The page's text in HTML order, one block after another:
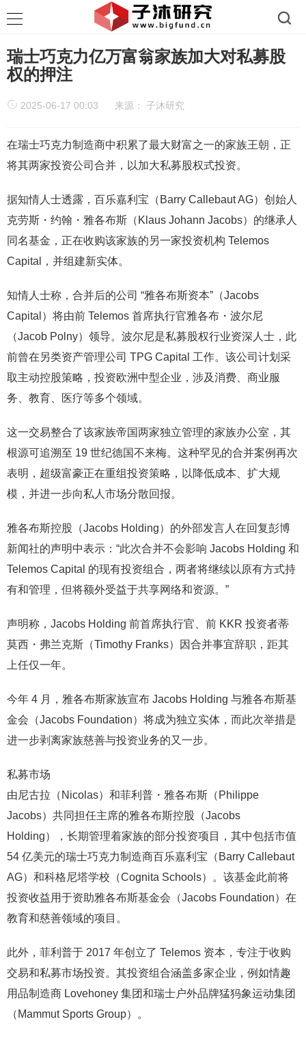
瑞士巧克力亿万富翁家族加大对私募股
权的押注
2025-06-17 00:03 来源： 子沐研究
在瑞士巧克力制造商中积累了最大财富之一的家族王朝，正
将其两家投资公司合并，以加大私募股权式投资。
据知情人士透露，百乐嘉利宝（Barry Callebaut AG）创始人
克劳斯・约翰・雅各布斯（Klaus Johann Jacobs）的继承人
同名基金，正在收购该家族的另一家投资机构 Telemos
Capital，并组建新实体。
知情人士称，合并后的公司 “雅各布斯资本”（Jacobs
Capital）将由前 Telemos 首席执行官雅各布・波尔尼
（Jacob Polny）领导。波尔尼是私募股权行业资深人士，此
前曾在另类资产管理公司 TPG Capital 工作。该公司计划采
取主动控股策略，投资欧洲中型企业，涉及消费、商业服
务、教育、医疗等多个领域。
这一交易整合了该家族帝国两家独立管理的家族办公室，其
根源可追溯至 19 世纪德国不来梅。这种罕见的合并案例再次
表明，超级富豪正在重组投资策略，以降低成本、扩大规
模，并进一步向私人市场分散回报。
雅各布斯控股（Jacobs Holding）的外部发言人在回复彭博
新闻社的声明中表示：“此次合并不会影响 Jacobs Holding 和
Telemos Capital 的现有投资组合，两者将继续以原有方式持
有和管理，但将额外受益于共享网络和资源。”
声明称，Jacobs Holding 前首席执行官、前 KKR 投资者蒂
莫西・弗兰克斯（Timothy Franks）因合并事宜辞职，距其
上任仅一年。
今年 4 月，雅各布斯家族宣布 Jacobs Holding 与雅各布斯基
金会（Jacobs Foundation）将成为独立实体，而此次举措是
进一步剥离家族慈善与投资业务的又一步。
私募市场
由尼古拉（Nicolas）和菲利普・雅各布斯（Philippe
Jacobs）共同担任主席的雅各布斯控股（Jacobs
Holding），长期管理着家族的部分投资项目，其中包括市值
54 亿美元的瑞士巧克力制造商百乐嘉利宝（Barry Callebaut
AG）和科格尼塔学校（Cognita Schools）。该基金此前将
投资收益用于资助雅各布斯基金会（Jacobs Foundation）在
教育和慈善领域的项目。
此外，菲利普于 2017 年创立了 Telemos 资本，专注于收购
交易和私募市场投资。其投资组合涵盖多家企业，例如情趣
用品制造商 Lovehoney 集团和瑞士户外品牌猛犸象运动集团
（Mammut Sports Group）。